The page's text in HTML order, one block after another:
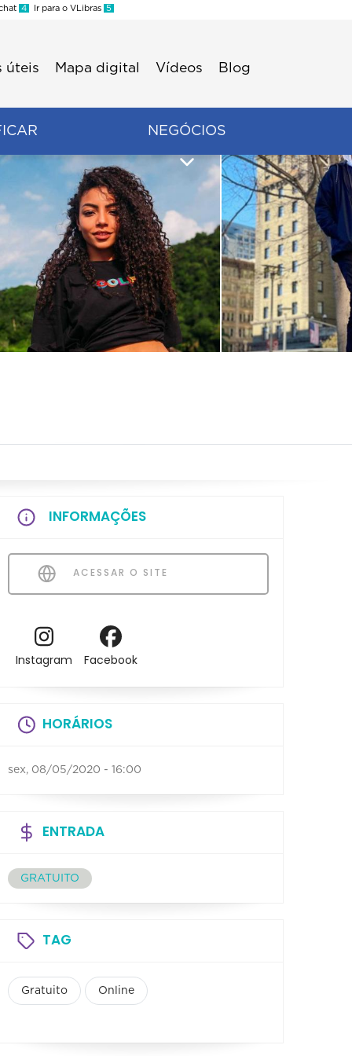
4 Ir para o VLibras 5
úteis Mapa digital Vídeos Blog
NEGÓCIOS
INFORMAÇÕES
ACESSAR O SITE
Instagram Facebook
HORÁRIOS
sex, 08/05/2020 - 16:00
ENTRADA
GRATUITO
TAG
Gratuito Online